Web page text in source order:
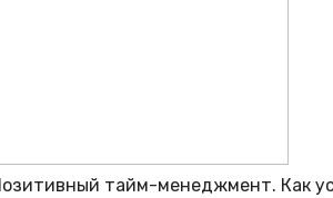
тайм-менеджмент. Как